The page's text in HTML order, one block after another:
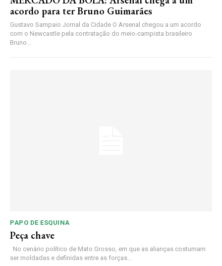
acordo para ter Bruno Guimarães
Gustavo Sampaio Jornal da Cidade O Arsenal chegou a um acordo
com o Newcastle pela contratação do meio-campista brasileiro
Bruno...
PAPO DE ESQUINA
Peça chave
No cenário político de Mato Grosso, em que as alianças costumam
ser moldadas e definidas entre as forças...